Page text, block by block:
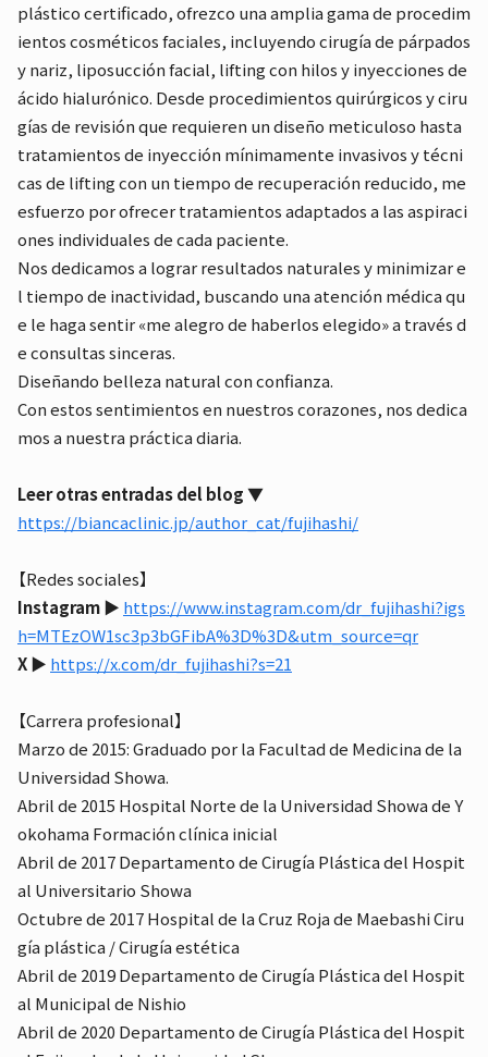
plástico certificado, ofrezco una amplia gama de procedim
ientos cosméticos faciales, incluyendo cirugía de párpados
y nariz, liposucción facial, lifting con hilos y inyecciones de
ácido hialurónico. Desde procedimientos quirúrgicos y ciru
gías de revisión que requieren un diseño meticuloso hasta
tratamientos de inyección mínimamente invasivos y técni
cas de lifting con un tiempo de recuperación reducido, me
esfuerzo por ofrecer tratamientos adaptados a las aspiraci
ones individuales de cada paciente.
Nos dedicamos a lograr resultados naturales y minimizar e
l tiempo de inactividad, buscando una atención médica qu
e le haga sentir «me alegro de haberlos elegido» a través d
e consultas sinceras.
Diseñando belleza natural con confianza.
Con estos sentimientos en nuestros corazones, nos dedica
mos a nuestra práctica diaria.
Leer otras entradas del blog ▼
https://biancaclinic.jp/author_cat/fujihashi/
【Redes sociales】
Instagram▶︎ https://www.instagram.com/dr_fujihashi?igs
h=MTEzOW1sc3p3bGFibA%3D%3D&utm_source=qr
X▶︎ https://x.com/dr_fujihashi?s=21
【Carrera profesional】
Marzo de 2015: Graduado por la Facultad de Medicina de la
Universidad Showa.
Abril de 2015 Hospital Norte de la Universidad Showa de Y
okohama Formación clínica inicial
Abril de 2017 Departamento de Cirugía Plástica del Hospit
al Universitario Showa
Octubre de 2017 Hospital de la Cruz Roja de Maebashi Ciru
gía plástica / Cirugía estética
Abril de 2019 Departamento de Cirugía Plástica del Hospit
al Municipal de Nishio
Abril de 2020 Departamento de Cirugía Plástica del Hospit